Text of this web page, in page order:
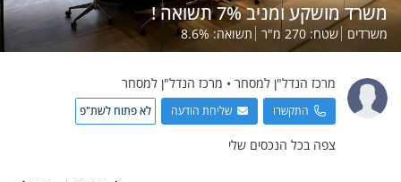
משרד מושקע ומניב 7% תשואה !
משרדים שטח:270 מ"ר תשואה: 8.6%
מרכז הנדל"ן למסחר • מרכז הנדל"ן למסחר
התקשרו שליחת הודעה לא פתוח לשת"פ
צפה בכל הנכסים שלי